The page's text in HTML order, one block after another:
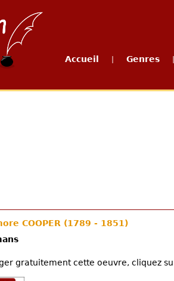
Accueil Genres
COOPER (1789 - 1851)
gratuitement cette oeuvre, cliquez